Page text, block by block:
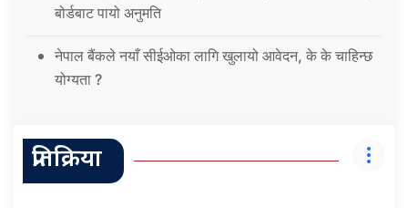
बोर्डबाट पायो अनुमति
नेपाल बैंकले नयाँ सीईओका लागि खुलायो आवेदन, के के चाहिन्छ
योग्यता ?
प्रतिक्रिया